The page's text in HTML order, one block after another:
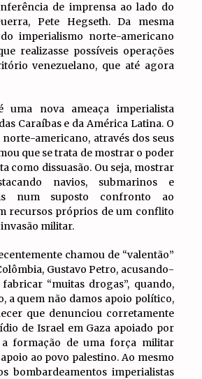
de imprensa ao lado do
Pete Hegseth. Da mesma
imperialismo norte-americano
realizasse possíveis operações
venezuelano, que até agora
uma nova ameaça imperialista
Caraíbas e da América Latina. O
americano, através dos seus
que se trata de mostrar o poder
como dissuasão. Ou seja, mostrar
navios, submarinos e
num suposto confronto ao
recursos próprios de um conflito
militar.
chamou de “valentão”
Gustavo Petro, acusando-
“muitas drogas”, quando,
a quem não damos apoio político,
que denunciou corretamente
de Israel em Gaza apoiado por
formação de uma força militar
ao povo palestino. Ao mesmo
bombardeamentos imperialistas